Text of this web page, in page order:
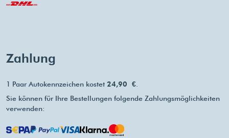
Zahlung
1 Paar Autokennzeichen kostet 24,90 €
Sie können für Ihre Bestellungen folgende Zahlungsmöglichkeiten
verwenden: